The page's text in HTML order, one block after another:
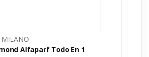
MILANO
Alfaparf Todo En 1